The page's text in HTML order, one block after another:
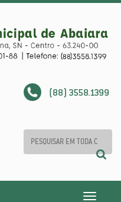
(88) 3558.1399
Toggle